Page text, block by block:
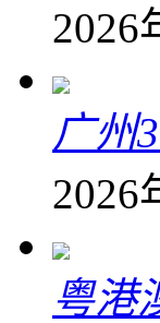
2026
广州
2026
粤港